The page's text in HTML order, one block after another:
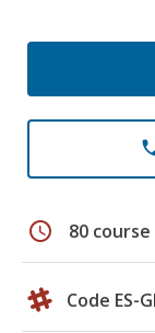
schedule 80
Code ES-